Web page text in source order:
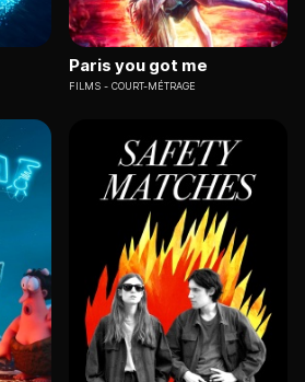
Paris you got me
FILMS COURT-MÉTRAGE